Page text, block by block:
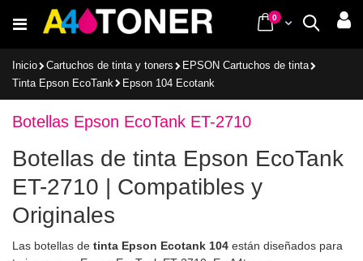
al
Buscar
Cart
0items
Inicio Cartuchos de tinta y toners
EPSON Cartuchos de tinta
Tinta Epson EcoTank
Epson 104 Ecotank
Botellas Epson EcoTank ET-2710
Botellas de tinta Epson EcoTank
ET-2710 | Compatibles y
Originales
Las botellas de tinta Epson Ecotank 104 están diseñados para